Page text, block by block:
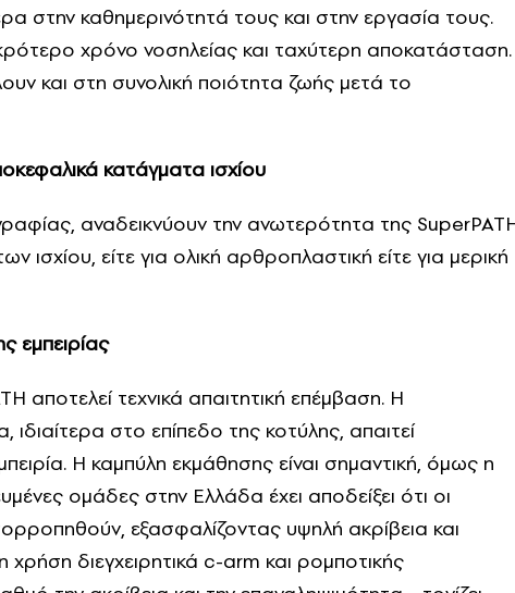
στην καθημερινότητά τους και στην εργασία τους.
χρόνο νοσηλείας και ταχύτερη αποκατάσταση.
και στη συνολική ποιότητα ζωής μετά το
κατάγματα ισχίου
αναδεικνύουν την ανωτερότητα της
ισχίου, είτε για ολική αρθροπλαστική είτε για μερική
εμπειρίας
αποτελεί τεχνικά απαιτητική επέμβαση. Η
στο επίπεδο της κοτύλης, απαιτεί
Η καμπύλη εκμάθησης είναι σημαντική, όμως η
ομάδες στην Ελλάδα έχει αποδείξει ότι οι
εξασφαλίζοντας υψηλή ακρίβεια και
διεγχειρητικά c-arm και ρομποτικής